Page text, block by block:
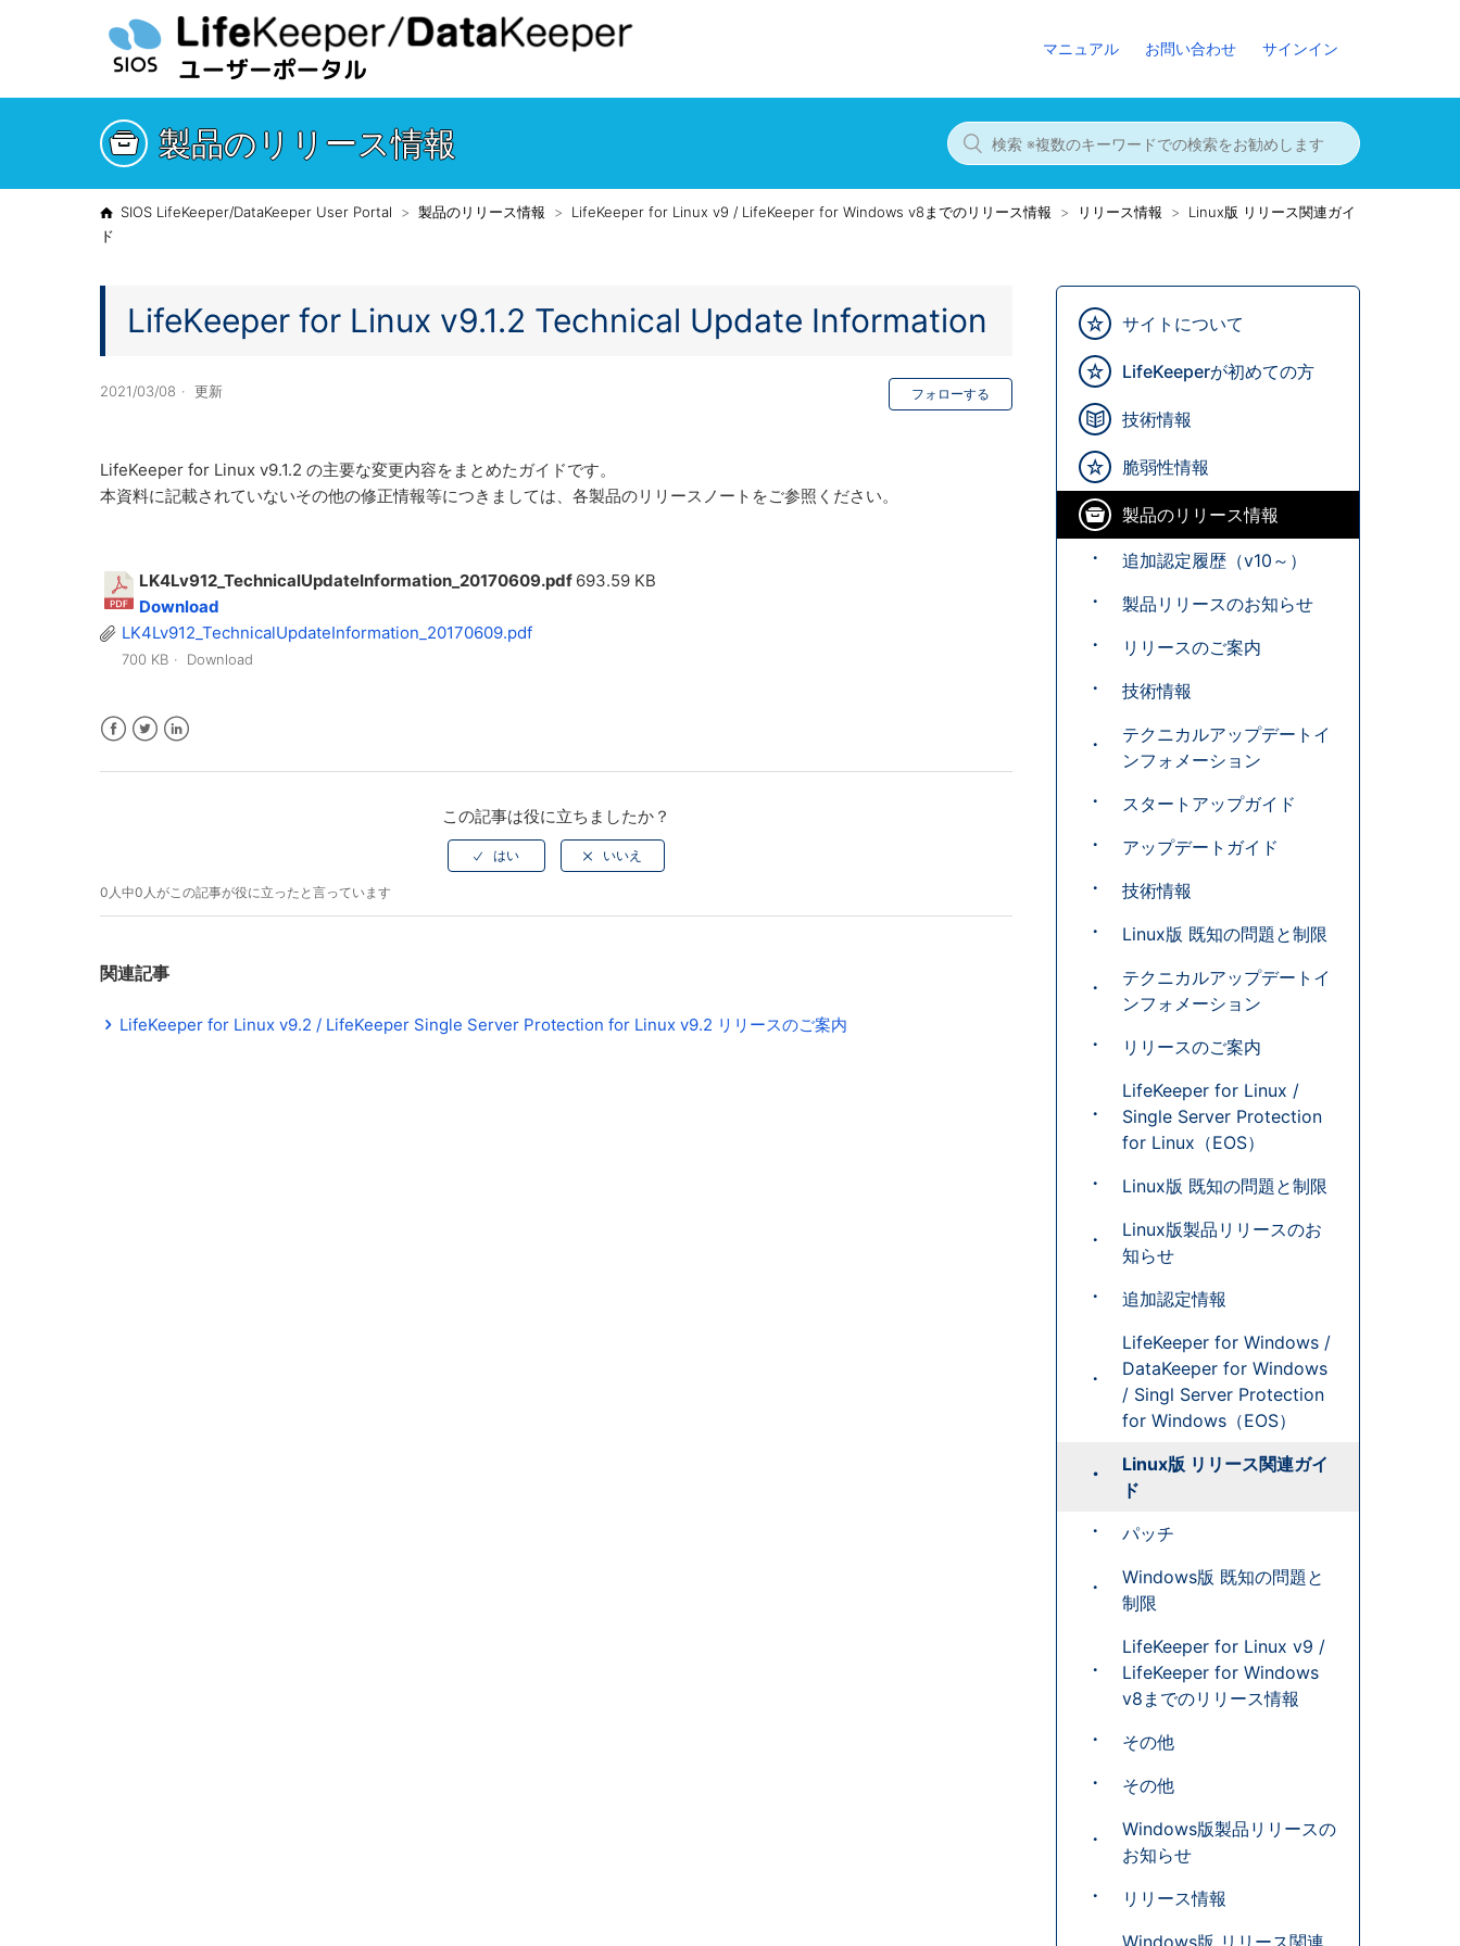
マニュアル お問い合わせ サインイン
製品のリリース情報
SIOS LifeKeeper/DataKeeper User Portal 製品のリリース情報 LifeKeeper for Linux v9 / LifeKeeper for Windows v8までのリリース情報 リリース情報
Linux版 リリース関連ガイ
ド
サイトについて
LifeKeeperが初めての方
技術情報
脆弱性情報
製品のリリース情報
追加認定履歴（v10～）
製品リリースのお知らせ
リリースのご案内
技術情報
テクニカルアップデートイ
ンフォメーション
スタートアップガイド
アップデートガイド
技術情報
Linux版 既知の問題と制限
テクニカルアップデートイ
ンフォメーション
リリースのご案内
LifeKeeper for Linux /
Single Server Protection
for Linux（EOS）
Linux版 既知の問題と制限
Linux版製品リリースのお
知らせ
追加認定情報
LifeKeeper for Windows /
DataKeeper for Windows
/ Singl Server Protection
for Windows（EOS）
Linux版 リリース関連ガイ
ド
パッチ
Windows版 既知の問題と
制限
LifeKeeper for Linux v9 /
LifeKeeper for Windows
v8までのリリース情報
その他
その他
Windows版製品リリースの
お知らせ
リリース情報
Windows版 リリース関連
LifeKeeper for Linux v9.1.2 Technical Update Information
2021/03/08 更新 フォローする
LifeKeeper for Linux v9.1.2 の主要な変更内容をまとめたガイドです。
本資料に記載されていないその他の修正情報等につきましては、各製品のリリースノートをご参照ください。
LK4Lv912_TechnicalUpdateInformation_20170609.pdf 693.59 KB
Download
LK4Lv912_TechnicalUpdateInformation_20170609.pdf
700 KB Download
この記事は役に立ちましたか？
0人中0人がこの記事が役に立ったと言っています
関連記事
LifeKeeper for Linux v9.2 / LifeKeeper Single Server Protection for Linux v9.2 リリースのご案内